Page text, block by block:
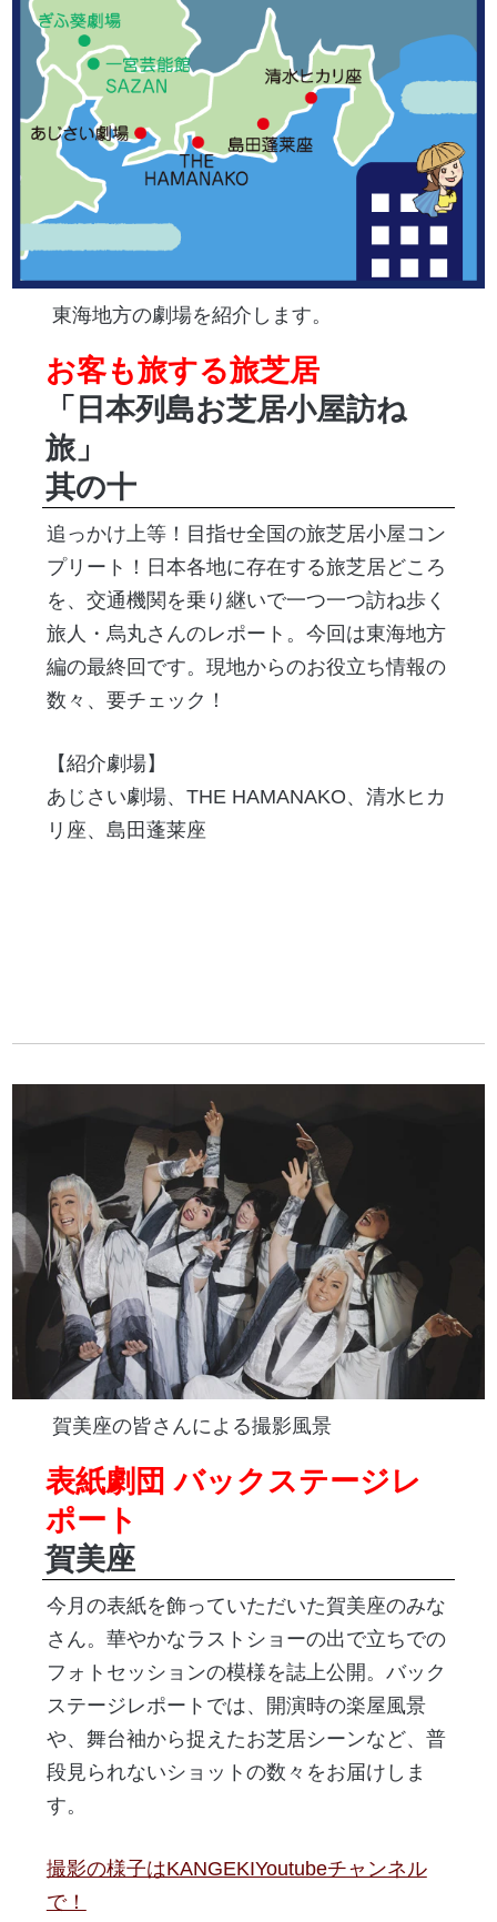
東海地方の劇場を紹介します。
お客も旅する旅芝居
「日本列島お芝居小屋訪ね
旅」
其の十
追っかけ上等！目指せ全国の旅芝居小屋コン
プリート！日本各地に存在する旅芝居どころ
を、交通機関を乗り継いで一つ一つ訪ね歩く
旅人・烏丸さんのレポート。今回は東海地方
編の最終回です。現地からのお役立ち情報の
数々、要チェック！
【紹介劇場】
あじさい劇場、THE HAMANAKO、清水ヒカ
リ座、島田蓬莱座
賀美座の皆さんによる撮影風景
表紙劇団 バックステージレ
ポート
賀美座
今月の表紙を飾っていただいた賀美座のみな
さん。華やかなラストショーの出で立ちでの
フォトセッションの模様を誌上公開。バック
ステージレポートでは、開演時の楽屋風景
や、舞台袖から捉えたお芝居シーンなど、普
段見られないショットの数々をお届けしま
す。
撮影の様子はKANGEKIYoutubeチャンネル
で！